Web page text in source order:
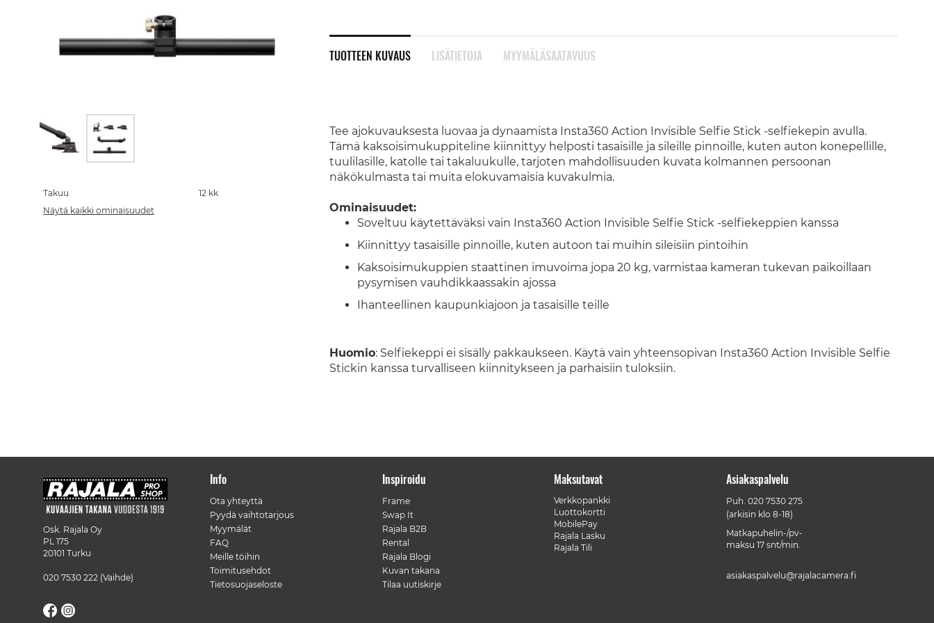
TUOTTEEN KUVAUS
Tee ajokuvauksesta luovaa ja dynaamista Insta360 Action Invisible Selfie Stick -selfiekepin avulla.
Tämä kaksoisimukuppiteline kiinnittyy helposti tasaisille ja sileille pinnoille, kuten auton konepellille,
tuulilasille, katolle tai takaluukulle, tarjoten mahdollisuuden kuvata kolmannen persoonan
näkökulmasta tai muita elokuvamaisia kuvakulmia.
Ominaisuudet:
Soveltuu käytettäväksi vain Insta360 Action Invisible Selfie Stick -selfiekeppien kanssa
Kiinnittyy tasaisille pinnoille, kuten autoon tai muihin sileisiin pintoihin
Kaksoisimukuppien staattinen imuvoima jopa 20 kg, varmistaa kameran tukevan paikoillaan
pysymisen vauhdikkaassakin ajossa
Ihanteellinen kaupunkiajoon ja tasaisille teille
Huomio: Selfiekeppi ei sisälly pakkaukseen. Käytä vain yhteensopivan Insta360 Action Invisible Selfie
Stickin kanssa turvalliseen kiinnitykseen ja parhaisiin tuloksiin.
LISÄTIETOJA MYYMÄLÄSAATAVUUS
the
beginning
of
Takuu
12 kk
Näytä kaikki ominaisuudet
Osk. Rajala Oy
PL 175
20101 Turku
020 7530 222 (Vaihde)
Info
Ota yhteyttä
Pyydä vaihtotarjous
Myymälät
FAQ
Meille töihin
Toimitusehdot
Tietosuojaseloste
Inspiroidu
Frame
Swap It
Rajala B2B
Rental
Rajala Blogi
Kuvan takana
Tilaa uutiskirje
Maksutavat
Verkkopankki
Luottokortti
MobilePay
Rajala Lasku
Rajala Tili
Asiakaspalvelu
Puh. 020 7530 275
(arkisin klo 8-18)
Matkapuhelin-/pv-
maksu 17 snt/min.
asiakaspalvelu@rajalacamera.fi